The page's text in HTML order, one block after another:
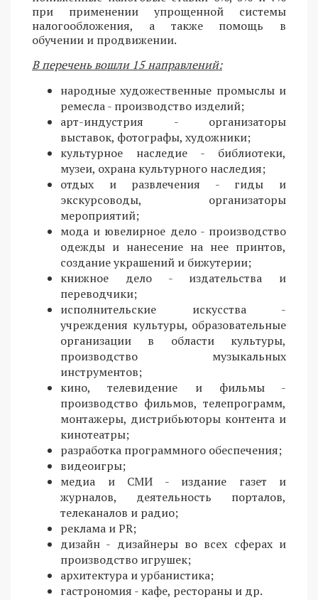
при применении упрощенной системы
налогообложения, а также помощь в
обучении и продвижении.
В перечень вошли 15 направлений:
народные художественные промыслы и
ремесла - производство изделий;
арт-индустрия - организаторы
выставок, фотографы, художники;
культурное наследие - библиотеки,
музеи, охрана культурного наследия;
отдых и развлечения - гиды и
экскурсоводы, организаторы
мероприятий;
мода и ювелирное дело - производство
одежды и нанесение на нее принтов,
создание украшений и бижутерии;
книжное дело - издательства и
переводчики;
исполнительские искусства -
учреждения культуры, образовательные
организации в области культуры,
производство музыкальных
инструментов;
кино, телевидение и фильмы -
производство фильмов, телепрограмм,
монтажеры, дистрибьюторы контента и
кинотеатры;
разработка программного обеспечения;
видеоигры;
медиа и СМИ - издание газет и
журналов, деятельность порталов,
телеканалов и радио;
реклама и PR;
дизайн - дизайнеры во всех сферах и
производство игрушек;
архитектура и урбанистика;
гастрономия - кафе, рестораны и др.